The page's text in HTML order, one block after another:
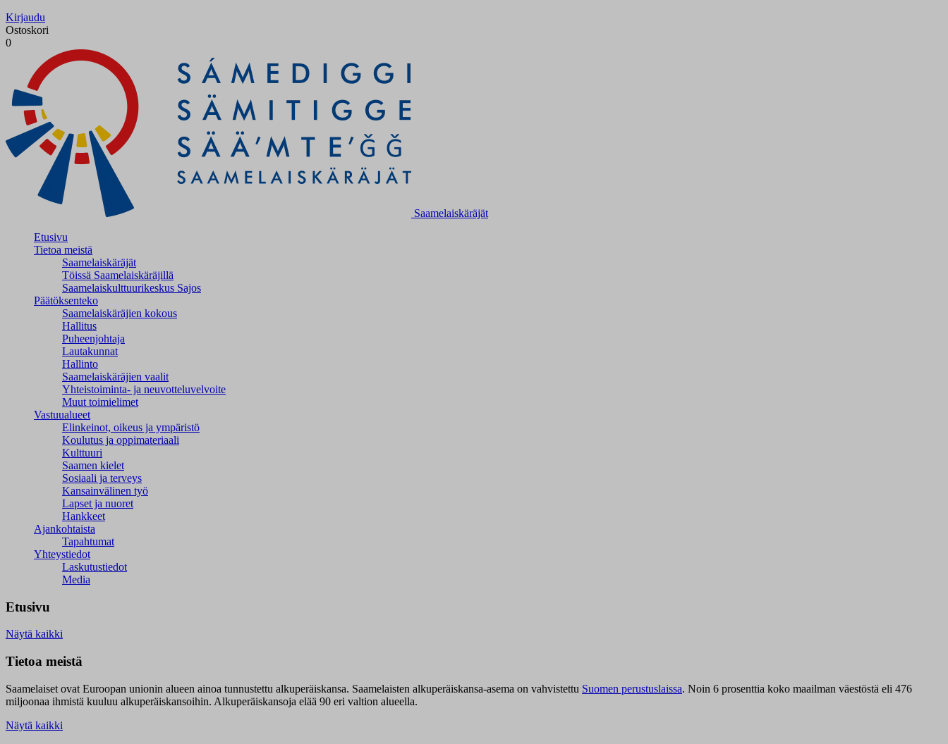
Kirjaudu
Ostoskori
0
Saamelaiskäräjät
Etusivu
Tietoa meistä
Saamelaiskäräjät
Töissä Saamelaiskäräjillä
Saamelaiskulttuuri­keskus Sajos
Päätöksenteko
Saamelaiskäräjien kokous
Hallitus
Puheenjohtaja
Lautakunnat
Hallinto
Saamelaiskäräjien vaalit
Yhteistoiminta- ja neuvotteluvelvoite
Muut toimielimet
Vastuualueet
Elinkeinot, oikeus ja ympäristö
Koulutus ja oppimateriaali
Kulttuuri
Saamen kielet
Sosiaali ja terveys
Kansainvälinen työ
Lapset ja nuoret
Hankkeet
Ajankohtaista
Tapahtumat
Yhteystiedot
Laskutustiedot
Media
Etusivu
Näytä kaikki
Tietoa meistä
Saamelaiset ovat Euroopan unionin alueen ainoa tunnustettu alkuperäiskansa. Saamelaisten alkuperäiskansa-asema on vahvistettu Suomen perustuslaissa. Noin 6 prosenttia koko maailman väestöstä eli 476
miljoonaa ihmistä kuuluu alkuperäiskansoihin. Alkuperäiskansoja elää 90 eri valtion alueella.
Näytä kaikki